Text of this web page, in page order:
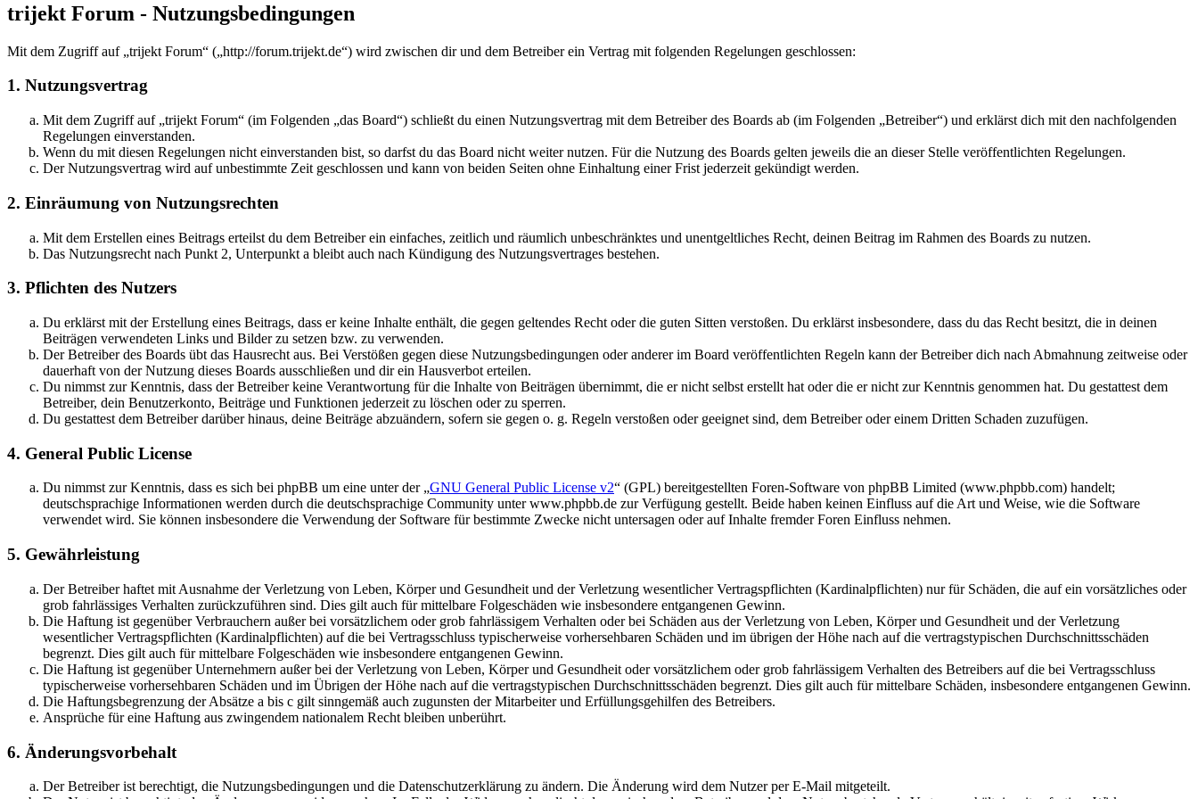
trijekt Forum - Nutzungsbedingungen
Mit dem Zugriff auf „trijekt Forum“ („http://forum.trijekt.de“) wird zwischen dir und dem Betreiber ein Vertrag mit folgenden Regelungen geschlossen:
1. Nutzungsvertrag
Mit dem Zugriff auf „trijekt Forum“ (im Folgenden „das Board“) schließt du einen Nutzungsvertrag mit dem Betreiber des Boards ab (im Folgenden „Betreiber“) und erklärst dich mit den nachfolgenden
Regelungen einverstanden.
Wenn du mit diesen Regelungen nicht einverstanden bist, so darfst du das Board nicht weiter nutzen. Für die Nutzung des Boards gelten jeweils die an dieser Stelle veröffentlichten Regelungen.
Der Nutzungsvertrag wird auf unbestimmte Zeit geschlossen und kann von beiden Seiten ohne Einhaltung einer Frist jederzeit gekündigt werden.
2. Einräumung von Nutzungsrechten
Mit dem Erstellen eines Beitrags erteilst du dem Betreiber ein einfaches, zeitlich und räumlich unbeschränktes und unentgeltliches Recht, deinen Beitrag im Rahmen des Boards zu nutzen.
Das Nutzungsrecht nach Punkt 2, Unterpunkt a bleibt auch nach Kündigung des Nutzungsvertrages bestehen.
3. Pflichten des Nutzers
Du erklärst mit der Erstellung eines Beitrags, dass er keine Inhalte enthält, die gegen geltendes Recht oder die guten Sitten verstoßen. Du erklärst insbesondere, dass du das Recht besitzt, die in deinen
Beiträgen verwendeten Links und Bilder zu setzen bzw. zu verwenden.
Der Betreiber des Boards übt das Hausrecht aus. Bei Verstößen gegen diese Nutzungsbedingungen oder anderer im Board veröffentlichten Regeln kann der Betreiber dich nach Abmahnung zeitweise oder
dauerhaft von der Nutzung dieses Boards ausschließen und dir ein Hausverbot erteilen.
Du nimmst zur Kenntnis, dass der Betreiber keine Verantwortung für die Inhalte von Beiträgen übernimmt, die er nicht selbst erstellt hat oder die er nicht zur Kenntnis genommen hat. Du gestattest dem
Betreiber, dein Benutzerkonto, Beiträge und Funktionen jederzeit zu löschen oder zu sperren.
Du gestattest dem Betreiber darüber hinaus, deine Beiträge abzuändern, sofern sie gegen o. g. Regeln verstoßen oder geeignet sind, dem Betreiber oder einem Dritten Schaden zuzufügen.
4. General Public License
Du nimmst zur Kenntnis, dass es sich bei phpBB um eine unter der „GNU General Public License v2“ (GPL) bereitgestellten Foren-Software von phpBB Limited (www.phpbb.com) handelt;
deutschsprachige Informationen werden durch die deutschsprachige Community unter www.phpbb.de zur Verfügung gestellt. Beide haben keinen Einfluss auf die Art und Weise, wie die Software
verwendet wird. Sie können insbesondere die Verwendung der Software für bestimmte Zwecke nicht untersagen oder auf Inhalte fremder Foren Einfluss nehmen.
5. Gewährleistung
Der Betreiber haftet mit Ausnahme der Verletzung von Leben, Körper und Gesundheit und der Verletzung wesentlicher Vertragspflichten (Kardinalpflichten) nur für Schäden, die auf ein vorsätzliches oder
grob fahrlässiges Verhalten zurückzuführen sind. Dies gilt auch für mittelbare Folgeschäden wie insbesondere entgangenen Gewinn.
Die Haftung ist gegenüber Verbrauchern außer bei vorsätzlichem oder grob fahrlässigem Verhalten oder bei Schäden aus der Verletzung von Leben, Körper und Gesundheit und der Verletzung
wesentlicher Vertragspflichten (Kardinalpflichten) auf die bei Vertragsschluss typischerweise vorhersehbaren Schäden und im übrigen der Höhe nach auf die vertragstypischen Durchschnittsschäden
begrenzt. Dies gilt auch für mittelbare Folgeschäden wie insbesondere entgangenen Gewinn.
Die Haftung ist gegenüber Unternehmern außer bei der Verletzung von Leben, Körper und Gesundheit oder vorsätzlichem oder grob fahrlässigem Verhalten des Betreibers auf die bei Vertragsschluss
typischerweise vorhersehbaren Schäden und im Übrigen der Höhe nach auf die vertragstypischen Durchschnittsschäden begrenzt. Dies gilt auch für mittelbare Schäden, insbesondere entgangenen Gewinn.
Die Haftungsbegrenzung der Absätze a bis c gilt sinngemäß auch zugunsten der Mitarbeiter und Erfüllungsgehilfen des Betreibers.
Ansprüche für eine Haftung aus zwingendem nationalem Recht bleiben unberührt.
6. Änderungsvorbehalt
Der Betreiber ist berechtigt, die Nutzungsbedingungen und die Datenschutzerklärung zu ändern. Die Änderung wird dem Nutzer per E-Mail mitgeteilt.